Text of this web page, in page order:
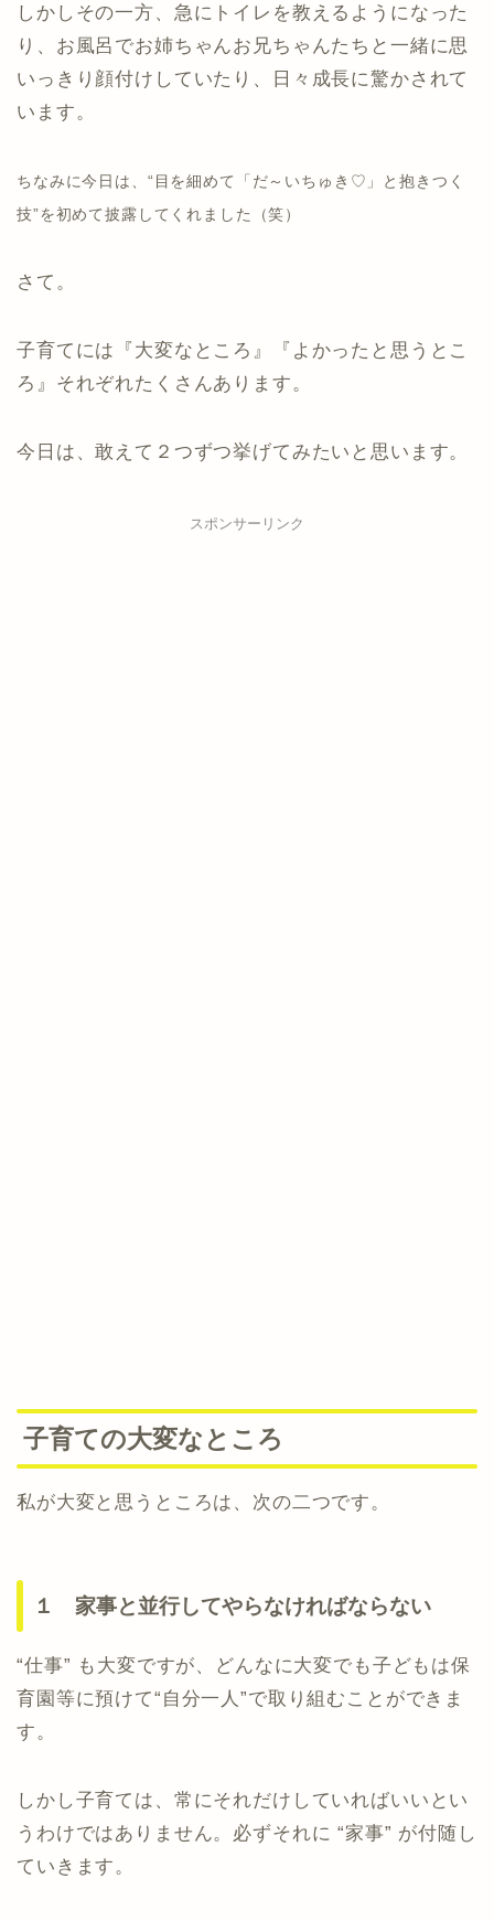
しかしその一方、急にトイレを教えるようになった
り、お風呂でお姉ちゃんお兄ちゃんたちと一緒に思
いっきり顔付けしていたり、日々成長に驚かされて
います。
ちなみに今日は、“目を細めて「だ～いちゅき♡」と抱きつく
技”を初めて披露してくれました（笑）
さて。
子育てには『大変なところ』『よかったと思うとこ
ろ』それぞれたくさんあります。
今日は、敢えて２つずつ挙げてみたいと思います。
スポンサーリンク
子育ての大変なところ
私が大変と思うところは、次の二つです。
１ 家事と並行してやらなければならない
“仕事” も大変ですが、どんなに大変でも子どもは保
育園等に預けて“自分一人”で取り組むことができま
す。
しかし子育ては、常にそれだけしていればいいとい
うわけではありません。必ずそれに “家事” が付随し
ていきます。